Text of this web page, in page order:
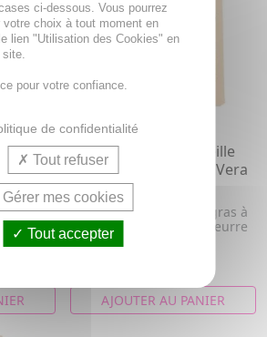
les
MKL Savon De Marseille
Solide Surgras - Aloe Vera
100g
Savon de Marseille surgras à
l'Aloe Vera, enrichi en beurre
de Karité bio, nettoie...
AJOUTER AU PANIER
ci-dessous. Vous pourrez
votre choix à tout moment en
lien "Utilisation des Cookies" en
site.
pour votre confiance.
de confidentialité
Tout refuser
Gérer mes cookies
Tout accepter